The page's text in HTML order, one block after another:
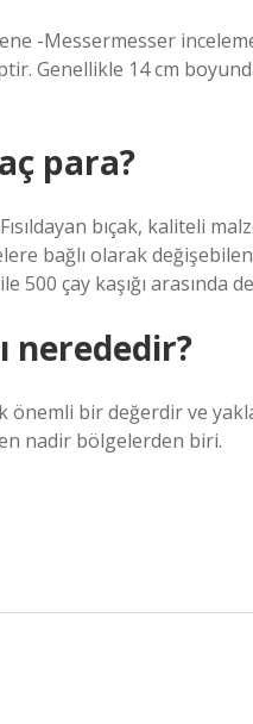
-Messermesser
Genellikle 14 cm
para?
bıçak, kaliteli
bağlı olarak
500 çay kaşığı arasında
nerededir?
önemli bir değerdir ve
nadir bölgelerden biri.